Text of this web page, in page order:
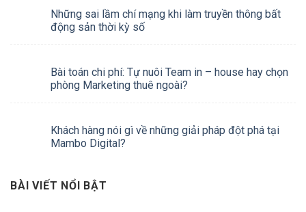
Những sai lầm chí mạng khi làm truyền thông bất
động sản thời kỳ số
Bài toán chi phí: Tự nuôi Team in – house hay chọn
phòng Marketing thuê ngoài?
Khách hàng nói gì về những giải pháp đột phá tại
Mambo Digital?
BÀI VIẾT NỔI BẬT